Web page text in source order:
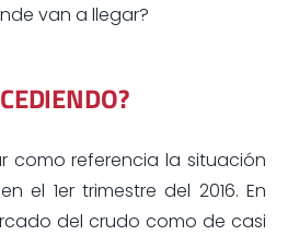
van a llegar?
como referencia la situación
el 1er trimestre del 2016. En
del crudo como de casi